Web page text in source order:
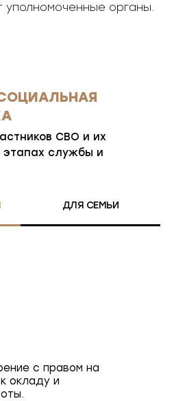
органы.
СВО и их
этапах службы и
ДЛЯ СЕМЬИ
с правом на
окладу и